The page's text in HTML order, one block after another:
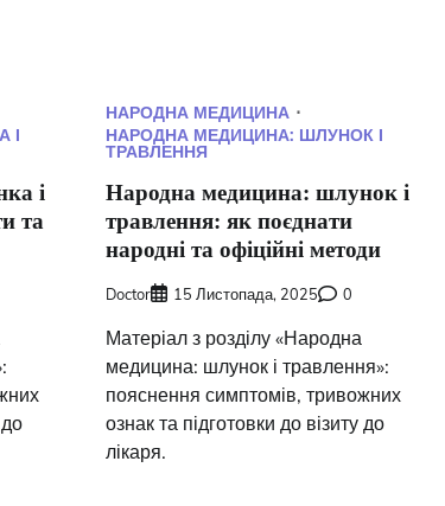
І
і
та
НАРОДНА МЕДИЦИНА
НАРОДНА МЕДИЦИНА: ШЛУНОК І
ТРАВЛЕННЯ
Народна медицина: шлунок і
травлення: як поєднати
народні та офіційні методи
Doctor 15 Листопада, 2025 0
Матеріал з розділу «Народна
медицина: шлунок і травлення»:
пояснення симптомів, тривожних
ознак та підготовки до візиту до
лікаря.